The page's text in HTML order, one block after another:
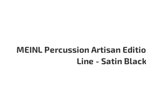
MEINL Percussion Artisan
Line - Satin Black